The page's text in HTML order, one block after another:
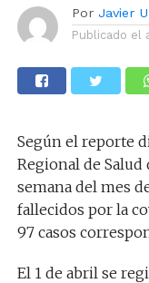
Por Javier
Publicado el
Según el reporte
Regional de
semana del mes
fallecidos por la
97 casos
El 1 de abril se